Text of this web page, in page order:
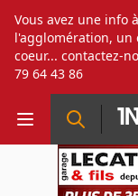
Vous avez une info
l'agglomération, un
coeur... contactez-
79 64 43 86